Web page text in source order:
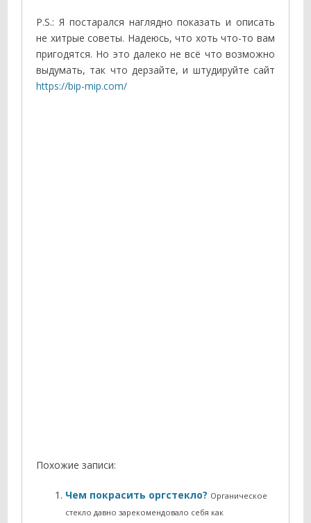
P.S.: Я постарался наглядно показать и описать
не хитрые советы. Надеюсь, что хоть что-то вам
пригодятся. Но это далеко не всё что возможно
выдумать, так что дерзайте, и штудируйте сайт
https://bip-mip.com/
Похожие записи:
Чем покрасить оргстекло? Органическое
стекло давно зарекомендовало себя как